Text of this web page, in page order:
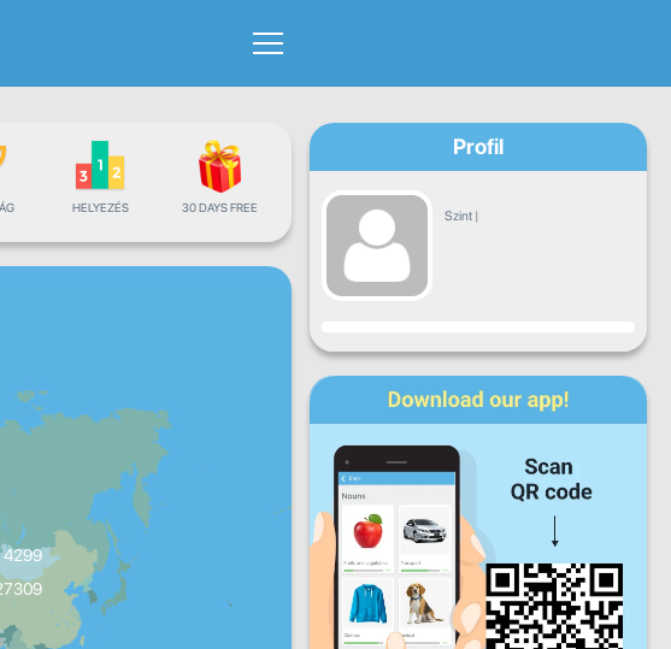
HELYEZÉS 30 DAYS FREE
4299
Profil
Szint |
Haladás
Sze Cs
Szo V
Napi haladás